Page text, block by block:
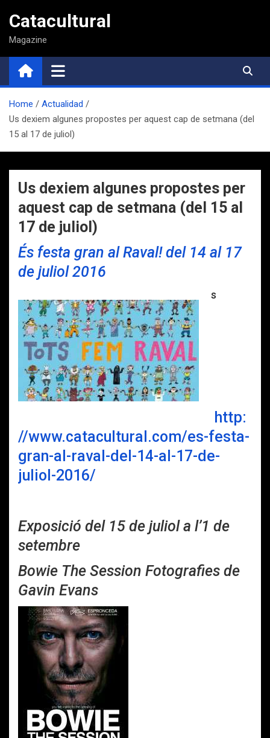
contenido
Catacultural
Magazine
Home
Actualidad
Us dexiem algunes propostes per aquest cap de setmana (del
15 al 17 de juliol)
Us dexiem algunes propostes per
aquest cap de setmana (del 15 al
17 de juliol)
És festa gran al Raval! del 14 al 17
de juliol 2016
s
http:
//www.catacultural.com/es-festa-
gran-al-raval-del-14-al-17-de-
juliol-2016/
Exposició del 15 de juliol a l’1 de
setembre
Bowie The Session Fotografies de
Gavin Evans